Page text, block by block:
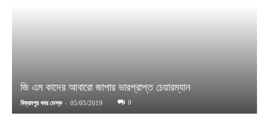
জি এম কাদের আবারো জাপার ভারপ্রাপ্ত চেয়ারম্যান
বিক্রমপুর খবর ডেস্ক - 05/05/2019 0